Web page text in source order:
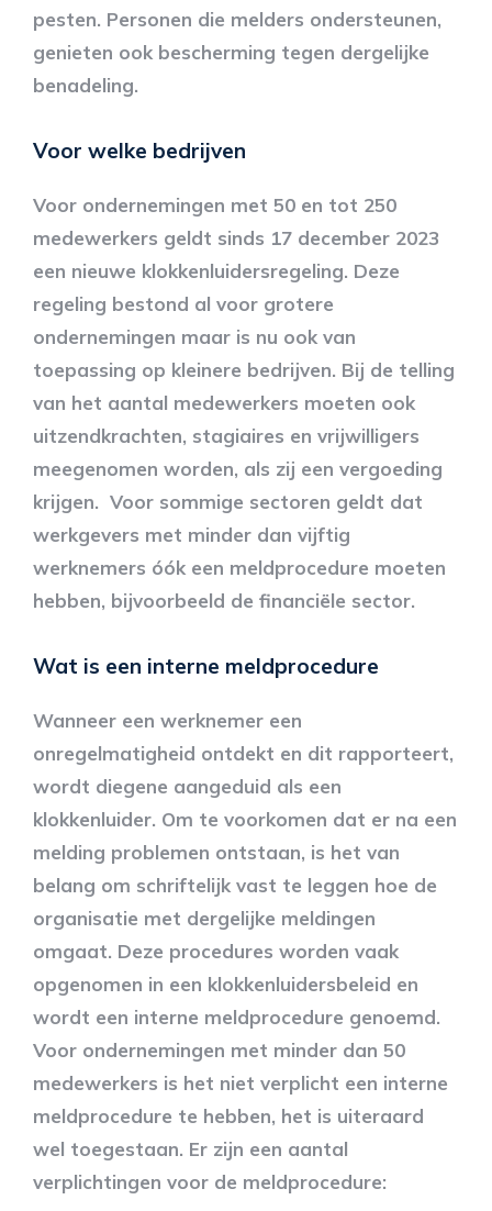
pesten. Personen die melders ondersteunen,
genieten ook bescherming tegen dergelijke
benadeling.
Voor welke bedrijven
Voor ondernemingen met 50 en tot 250
medewerkers geldt sinds 17 december 2023
een nieuwe klokkenluidersregeling. Deze
regeling bestond al voor grotere
ondernemingen maar is nu ook van
toepassing op kleinere bedrijven. Bij de telling
van het aantal medewerkers moeten ook
uitzendkrachten, stagiaires en vrijwilligers
meegenomen worden, als zij een vergoeding
krijgen. Voor sommige sectoren geldt dat
werkgevers met minder dan vijftig
werknemers óók een meldprocedure moeten
hebben, bijvoorbeeld de financiële sector.
Wat is een interne meldprocedure
Wanneer een werknemer een
onregelmatigheid ontdekt en dit rapporteert,
wordt diegene aangeduid als een
klokkenluider. Om te voorkomen dat er na een
melding problemen ontstaan, is het van
belang om schriftelijk vast te leggen hoe de
organisatie met dergelijke meldingen
omgaat. Deze procedures worden vaak
opgenomen in een klokkenluidersbeleid en
wordt een interne meldprocedure genoemd.
Voor ondernemingen met minder dan 50
medewerkers is het niet verplicht een interne
meldprocedure te hebben, het is uiteraard
wel toegestaan. Er zijn een aantal
verplichtingen voor de meldprocedure: